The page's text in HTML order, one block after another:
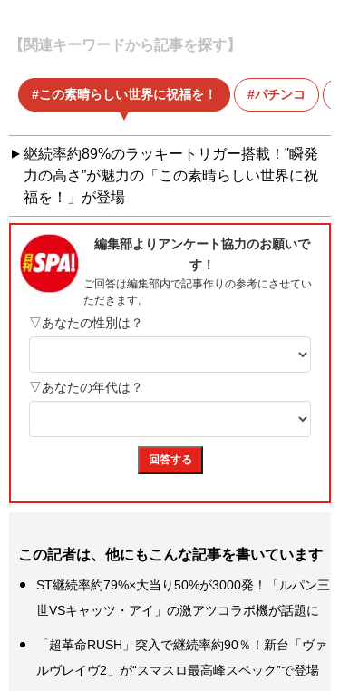
【関連キーワードから記事を探す】
この素晴らしい世界に祝福を！ パチンコ
継続率約89%のラッキートリガー搭載！‟瞬発
力の高さ”が魅力の「この素晴らしい世界に祝
福を！」が登場
この記者は、他にもこんな記事を書いています
ST継続率約79%×大当り50%が3000発！「ルパン三
世VSキャッツ・アイ」の激アツコラボ機が話題に
「超革命RUSH」突入で継続率約90％！新台「ヴァ
ルヴレイヴ2」が“スマスロ最高峰スペック”で登場